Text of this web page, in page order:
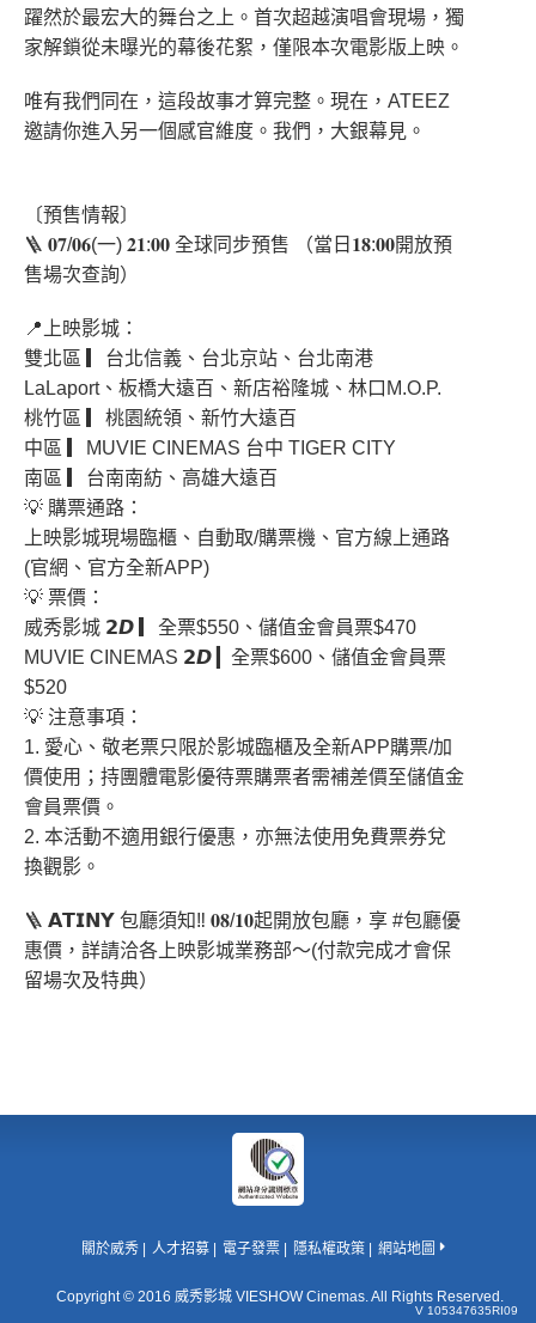
躍然於最宏大的舞台之上。首次超越演唱會現場，獨
家解鎖從未曝光的幕後花絮，僅限本次電影版上映。
唯有我們同在，這段故事才算完整。現在，ATEEZ
邀請你進入另一個感官維度。我們，大銀幕見。
〔預售情報〕
🪜 𝟎𝟕/𝟎𝟔(一) 𝟐𝟏:𝟎𝟎 全球同步預售 （當日𝟏𝟖:𝟎𝟎開放預
售場次查詢）
📍上映影城：
雙北區 ▎台北信義、台北京站、台北南港
LaLaport、板橋大遠百、新店裕隆城、林口M.O.P.
桃竹區 ▎桃園統領、新竹大遠百
中區 ▎MUVIE CINEMAS 台中 TIGER CITY
南區 ▎台南南紡、高雄大遠百
💡 購票通路：
上映影城現場臨櫃、自動取/購票機、官方線上通路
(官網、官方全新APP)
💡 票價：
威秀影城 𝟮𝘿 ▎全票$550、儲值金會員票$470
MUVIE CINEMAS 𝟮𝘿 ▎全票$600、儲值金會員票
$520
💡 注意事項：
1. 愛心、敬老票只限於影城臨櫃及全新APP購票/加
價使用；持團體電影優待票購票者需補差價至儲值金
會員票價。
2. 本活動不適用銀行優惠，亦無法使用免費票券兌
換觀影。
🪜 𝗔𝗧𝗜𝗡𝗬 包廳須知‼️ 𝟎𝟖/𝟏𝟎起開放包廳，享 #包廳優
惠價，詳請洽各上映影城業務部～(付款完成才會保
留場次及特典）
Copyright © 2016 威秀影城 VIESHOW Cinemas. All Rights Reserved.
關於威秀 人才招募 電子發票 隱私權政策 網站地圖
V 105347635RI09